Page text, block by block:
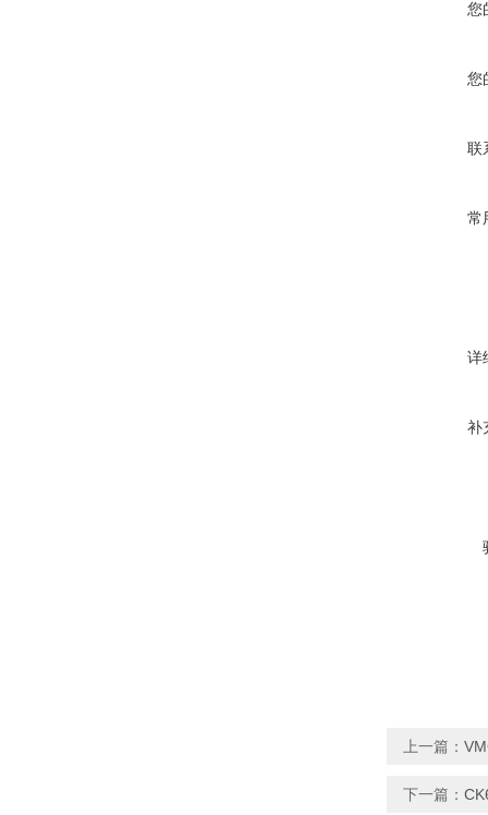
您
您
联
常
详
补
上一篇：
下一篇：